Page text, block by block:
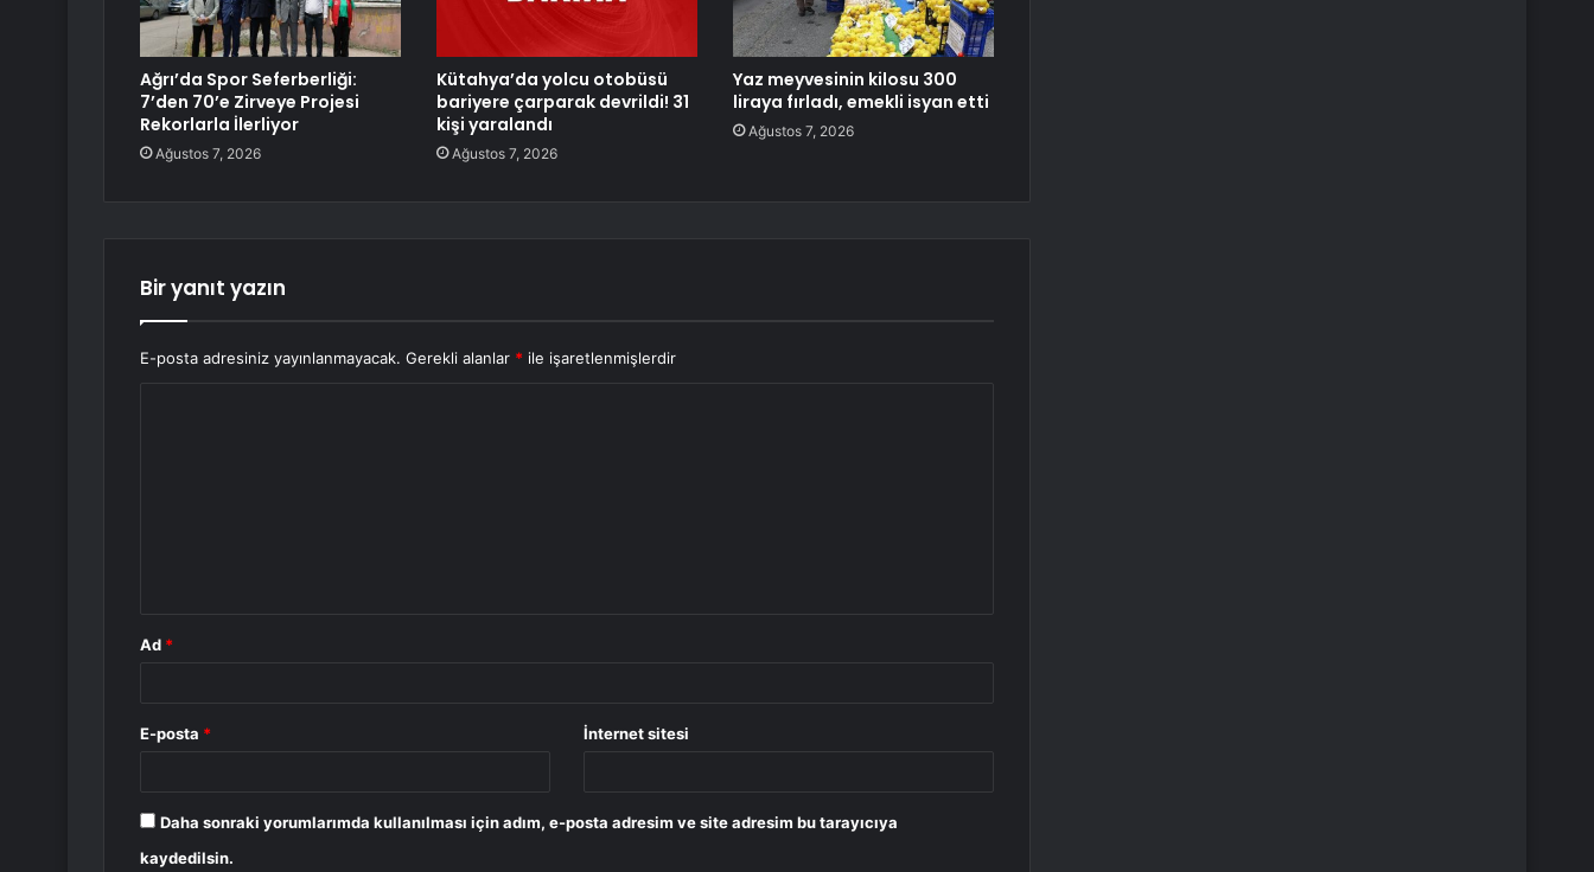
Ağrı’da Spor Seferberliği:
7’den 70’e Zirveye Projesi
Rekorlarla İlerliyor
Ağustos 7, 2026
Kütahya’da yolcu otobüsü
bariyere çarparak devrildi! 31
kişi yaralandı
Ağustos 7, 2026
Yaz meyvesinin kilosu 300
liraya fırladı, emekli isyan etti
Ağustos 7, 2026
Bir yanıt yazın
E-posta adresiniz yayınlanmayacak. Gerekli alanlar * ile işaretlenmişlerdir
Ad *
E-posta * İnternet sitesi
Daha sonraki yorumlarımda kullanılması için adım, e-posta adresim ve site adresim bu tarayıcıya
kaydedilsin.